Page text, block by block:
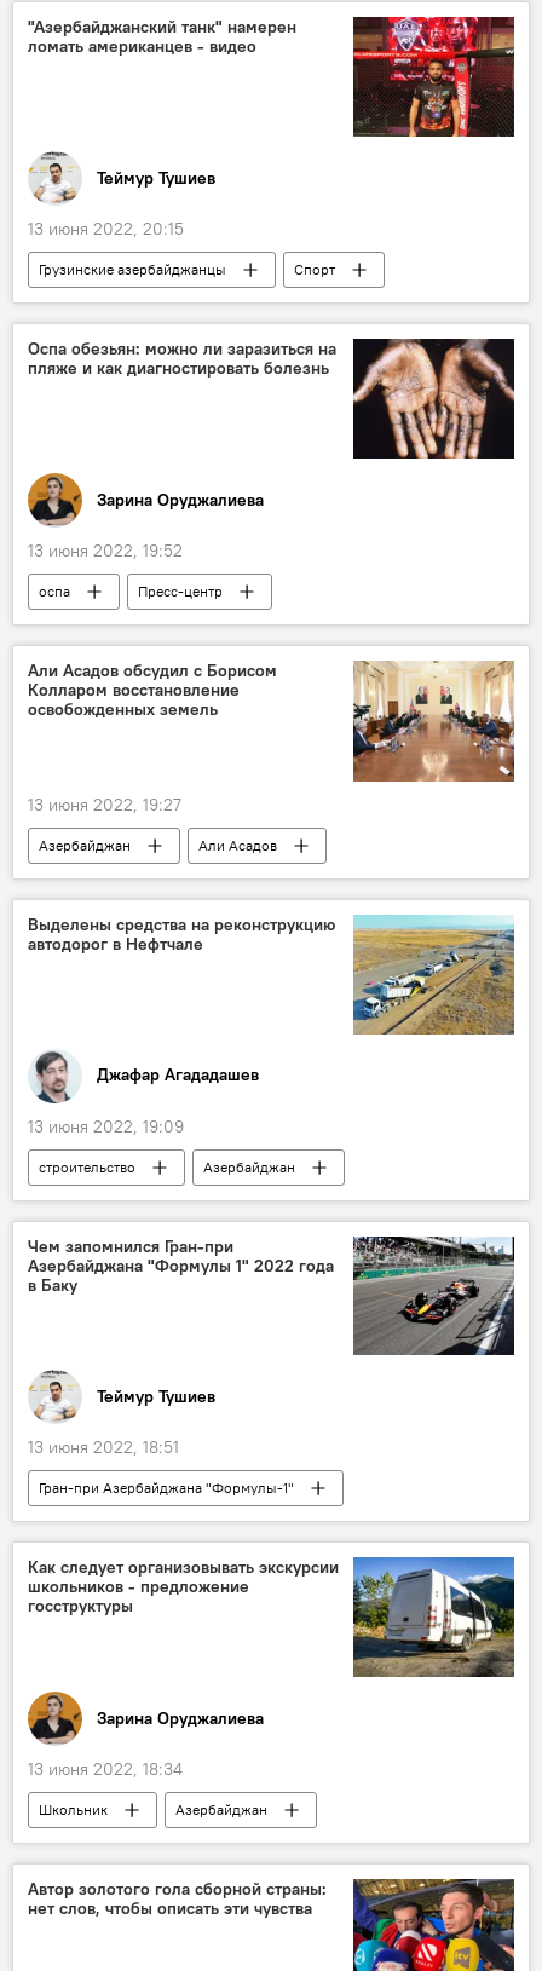
Железная дорога
автомобильные дороги
Экономика
ЖИЗНЬ
"Азербайджанский танк" намерен
ломать американцев - видео
Теймур Тушиев
13 июня 2022, 20:15
Грузинские азербайджанцы
Спорт
Боец
ММА Москва
США
ЖИЗНЬ
Оспа обезьян: можно ли заразиться на
пляже и как диагностировать болезнь
Зарина Оруджалиева
13 июня 2022, 19:52
оспа
Пресс-центр
инфекционные заболевания
оспа обезьян
Заражение
пляжи
Здоровье
ЖИЗНЬ
Диагностика
Али Асадов обсудил с Борисом
Колларом восстановление
освобожденных земель
13 июня 2022, 19:27
Азербайджан
Али Асадов
Премьер-министр
Кабинет министров АР
Экономика
сотрудничество
освобожденные земли
Выделены средства на реконструкцию
автодорог в Нефтчале
Джафар Агададашев
13 июня 2022, 19:09
строительство
Азербайджан
строительство дорог
Реконструкция
Экономика
Ильхам Алиев
Нефтчалинский район
Чем запомнился Гран-при
Азербайджана "Формулы 1" 2022 года
в Баку
Теймур Тушиев
13 июня 2022, 18:51
Гран-при Азербайджана "Формулы-1"
Формула 1: сезон 2022
Гран-при
Баку
гонки Королевские гонки
Как следует организовывать экскурсии
школьников - предложение
госструктуры
Зарина Оруджалиева
13 июня 2022, 18:34
Школьник
Азербайджан
Экскурсия
организация
Управление образования города Баку (УОГБ)
ДТП
авария
Автор золотого гола сборной страны:
нет слов, чтобы описать эти чувства